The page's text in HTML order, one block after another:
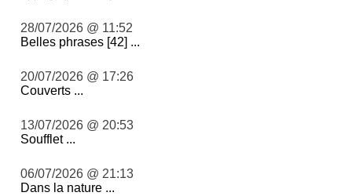
28/07/2026 @ 11:52
Belles phrases [42] ...
20/07/2026 @ 17:26
Couverts ...
13/07/2026 @ 20:53
Soufflet ...
06/07/2026 @ 21:13
Dans la nature ...